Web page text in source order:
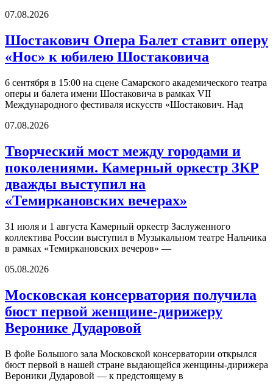
07.08.2026
Шостакович Опера Балет ставит оперу
«Нос» к юбилею Шостаковича
6 сентября в 15:00 на сцене Самарского академического театра
оперы и балета имени Шостаковича в рамках VII
Международного фестиваля искусств «Шостакович. Над
07.08.2026
Творческий мост между городами и
поколениями. Камерный оркестр ЗКР
дважды выступил на
«Темиркановских вечерах»
31 июля и 1 августа Камерный оркестр Заслуженного
коллектива России выступил в Музыкальном театре Нальчика
в рамках «Темиркановских вечеров» —
05.08.2026
Московская консерватория получила
бюст первой женщине-дирижеру
Веронике Дударовой
В фойе Большого зала Московской консерватории открылся
бюст первой в нашей стране выдающейся женщины-дирижера
Вероники Дударовой — к предстоящему в